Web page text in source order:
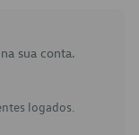
sua conta.
logados.